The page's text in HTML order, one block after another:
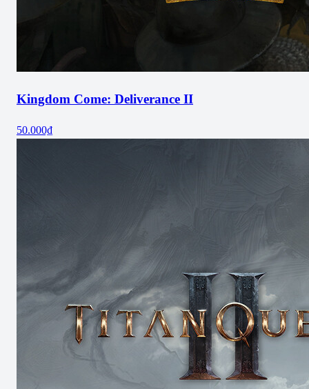
Kingdom Come: Deliverance II
50.000₫